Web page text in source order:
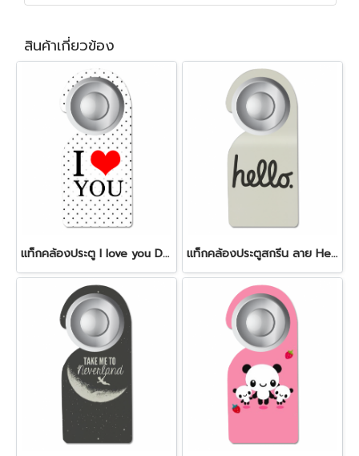
สินค้าเกี่ยวข้อง
แท็กคล้องประตู I love you Door Tag แท็กคล้องประตูสกรีน ลาย Hello สีครีม